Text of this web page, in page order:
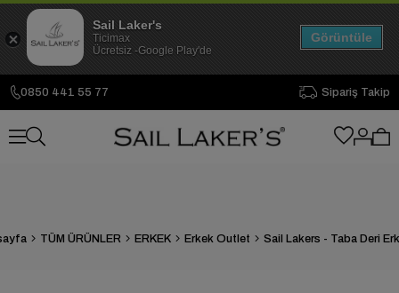
0850 441 55 77 Sipariş Takip
TÜM ÜRÜNLER ERKEK Erkek Outlet
Sail Laker's
Ticimax
Ücretsiz -Google Play'de
Görüntüle